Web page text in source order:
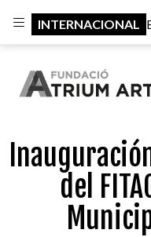
INTERNACIONAL
del